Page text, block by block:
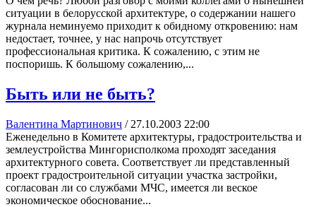
ситуации в белорусской архитектуре, о содержании нашего
журнала неминуемо приходит к обидному откровению: нам
недостает, точнее, у нас напрочь отсутствует
профессиональная критика. К сожалению, с этим не
поспоришь. К большому сожалению,...
Быть или не быть?
Валентина Мартинович / 27.10.2003 22:00
Еженедельно в Комитете архитектуры, градостроительства и
землеустройства Мингорисполкома проходят заседания
архитектурного совета. Соответствует ли представленный
проект градостроительной ситуации участка застройки,
согласован ли со службами МЧС, имеется ли веское
экономическое обоснование...